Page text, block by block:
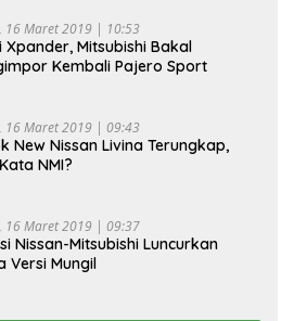
16 Maret 2019 | 10:53
Xpander, Mitsubishi Bakal
Kembali Pajero Sport
16 Maret 2019 | 09:43
New Nissan Livina Terungkap,
NMI?
16 Maret 2019 | 09:37
Nissan-Mitsubishi Luncurkan
Versi Mungil